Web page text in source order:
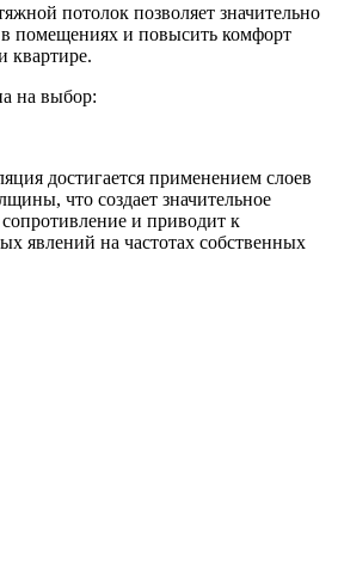
потолок позволяет значительно
помещениях и повысить комфорт
квартире.
на выбор:
достигается применением слоев
что создает значительное
сопротивление и приводит к
явлений на частотах собственных